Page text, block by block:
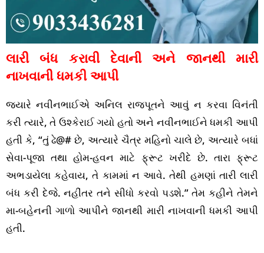
લારી બંધ કરાવી દેવાની અને જાનથી મારી
નાખવાની ધમકી આપી
જ્યારે નવીનભાઈએ અનિલ રાજપૂતને આવું ન કરવા વિનંતી
કરી ત્યારે, તે ઉશ્કેરાઈ ગયો હતો અને નવીનભાઈને ધમકી આપી
હતી કે, “તું ઢે@# છે, અત્યારે ચૈત્ર મહિનો ચાલે છે, અત્યારે બધાં
સેવા-પૂજા તથા હોમ-હવન માટે ફ્રૂટ ખરીદે છે. તારા ફ્રૂટ
અભડાયેલા કહેવાય, તે કામમાં ન આવે. તેથી હમણાં તારી લારી
બંધ કરી દેજે. નહીંતર તને સીધો કરવો પડશે.” તેમ કહીને તેમને
મા-બહેનની ગાળો આપીને જાનથી મારી નાખવાની ધમકી આપી
હતી.